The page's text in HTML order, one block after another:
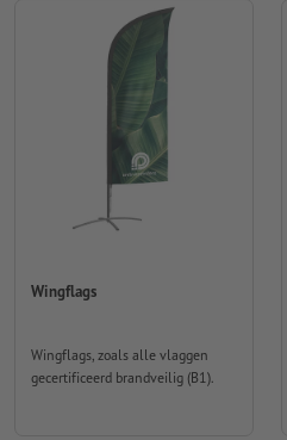
Wingflags
Wingflags, zoals alle vlaggen
gecertificeerd brandveilig (B1).